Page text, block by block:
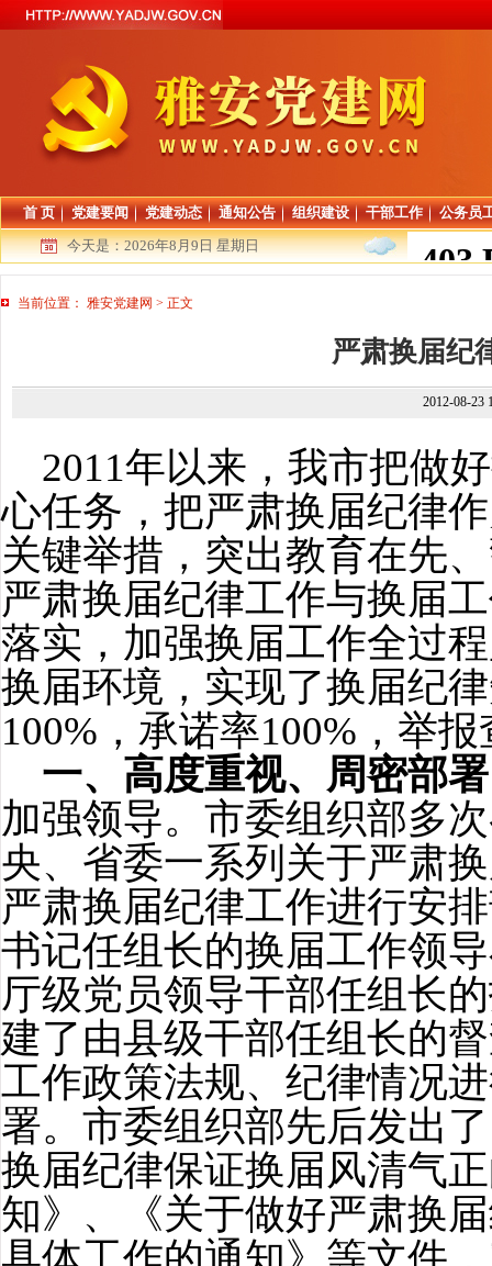
首 页 党建要闻 党建动态 通知公告 组织建设 干部工作
公务员
今天是：2026年8月9日 星期日
当前位置： 雅安党建网 > 正文
严肃换届纪
2012-08-
2011年以来，我市把做
心任务，把严肃换届纪律
关键举措，突出教育在先
严肃换届纪律工作与换届
落实，加强换届工作全过
换届环境， 实现了换届纪
100% ，承诺率100% ，举
一、 高度重视、周密部
加强领导。 市委组织部多
央、省委一系列关于严肃
严肃换届纪律工作进行安
书记任组长的换届工作领
厅级党员领导干部任组长
建了由县级干部任组长的
工作政策法规、纪律情况
署。 市委组织部先后发出
换届纪律保证换届风清气
知》、《关于做好严肃换